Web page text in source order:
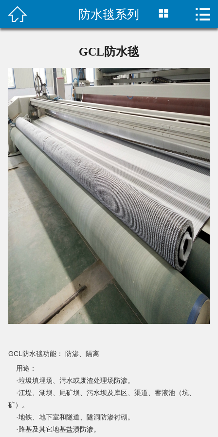
 首页
产品展示
工程案例
联系我们
 防水毯系列  
GCL防水毯
GCL防水毯功能： 防渗、
隔离
用途：
·垃圾填埋场、污水或废渣处理场防渗。
·江堤、湖坝、尾矿坝、污水坝及库区、渠道、蓄液池（坑、
矿）。
·地铁、地下室和隧道、隧洞防渗衬砌。
·路基及其它地基盐渍防渗。